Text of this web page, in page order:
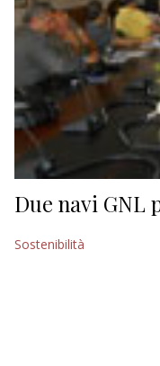
Due navi GNL
Sostenibilità